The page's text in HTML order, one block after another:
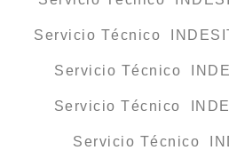
Servicio Técnico
Servicio Técnico
Servicio Técnico
Servicio Técnico